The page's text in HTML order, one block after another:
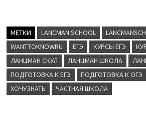
МЕТКИ LANCMAN SCHOOL
WANTTOKNOWRU
ЕГЭ КУРСЫ ЕГЭ
ЛАНЦМАН СКУЛ
ЛАНЦМАН ШКОЛА
ПОДГОТОВКА К ЕГЭ
ПОДГОТОВКА К ОГЭ
ХОЧУЗНАТЬ
ЧАСТНАЯ ШКОЛА